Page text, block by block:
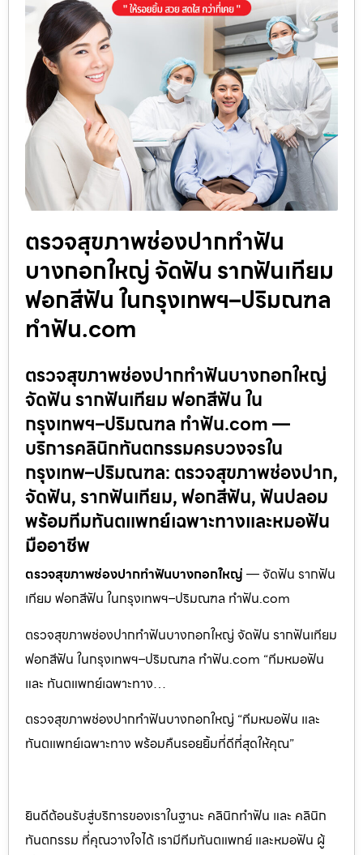
ตรวจสุขภาพช่องปากทำฟัน
บางกอกใหญ่ จัดฟัน รากฟันเทียม
ฟอกสีฟัน ในกรุงเทพฯ–ปริมณฑล
ทำฟัน.com
ตรวจสุขภาพช่องปากทำฟันบางกอกใหญ่
จัดฟัน รากฟันเทียม ฟอกสีฟัน ใน
กรุงเทพฯ–ปริมณฑล ทำฟัน.com —
บริการคลินิกทันตกรรมครบวงจรใน
กรุงเทพ–ปริมณฑล: ตรวจสุขภาพช่องปาก,
จัดฟัน, รากฟันเทียม, ฟอกสีฟัน, ฟันปลอม
พร้อมทีมทันตแพทย์เฉพาะทางและหมอฟัน
มืออาชีพ
ตรวจสุขภาพช่องปากทำฟันบางกอกใหญ่ — จัดฟัน รากฟัน
เทียม ฟอกสีฟัน ในกรุงเทพฯ–ปริมณฑล ทำฟัน.com
ตรวจสุขภาพช่องปากทำฟันบางกอกใหญ่ จัดฟัน รากฟันเทียม
ฟอกสีฟัน ในกรุงเทพฯ–ปริมณฑล ทำฟัน.com “ทีมหมอฟัน
และ ทันตแพทย์เฉพาะทาง…
ตรวจสุขภาพช่องปากทำฟันบางกอกใหญ่ “ทีมหมอฟัน และ
ทันตแพทย์เฉพาะทาง พร้อมคืนรอยยิ้มที่ดีที่สุดให้คุณ”
ยินดีต้อนรับสู่บริการของเราในฐานะ คลินิกทำฟัน และ คลินิก
ทันตกรรม ที่คุณวางใจได้ เรามีทีมทันตแพทย์ และหมอฟัน ผู้